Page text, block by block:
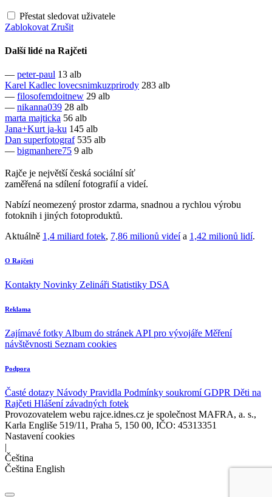
Přestat sledovat uživatele
Zablokovat Zrušit
Další lidé na Rajčeti
— peter-paul 13 alb
Karel Kadlec lovecsnimkuzprirody 283 alb
— filosofemdoitnew 29 alb
— nikanna039 28 alb
marta majticka 56 alb
Jana+Kurt ja-ku 145 alb
Dan superfotograf 535 alb
— bigmanhere75 9 alb
Rajče je největší česká sociální síť
zaměřená na sdílení fotografií a videí.
Nabízí neomezený prostor zdarma, snadnou a rychlou výrobu
fotoknih i jiných fotoproduktů.
Aktuálně 1,4 miliard fotek, 7,86 milionů videía 1,42 milionů lidí.
O Rajčeti
Kontakty Novinky Zelináři Statistiky DSA
Reklama
Zajímavé fotky Album do stránek API pro vývojáře Měření
návštěvnosti Seznam cookies
Podpora
Časté dotazy Návody Pravidla Podmínky soukromíGDPR Děti na
Rajčeti Hlášení závadných fotek
Provozovatelem webu rajce.idnes.cz je společnost MAFRA, a. s.,
Karla Engliše 519/11, Praha 5, 150 00, IČO: 45313351
Nastavení cookies
|
Čeština
Čeština English